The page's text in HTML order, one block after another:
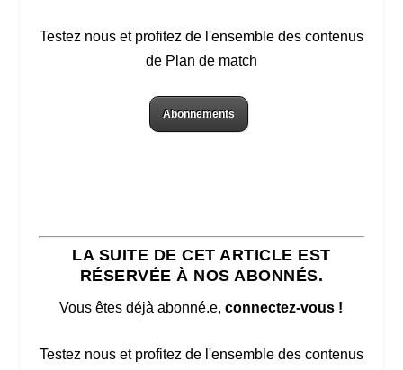
Testez nous et profitez de l'ensemble des contenus
de Plan de match
Abonnements
LA SUITE DE CET ARTICLE EST
RÉSERVÉE À NOS ABONNÉS.
Vous êtes déjà abonné.e,connectez-vous !
Testez nous et profitez de l'ensemble des contenus